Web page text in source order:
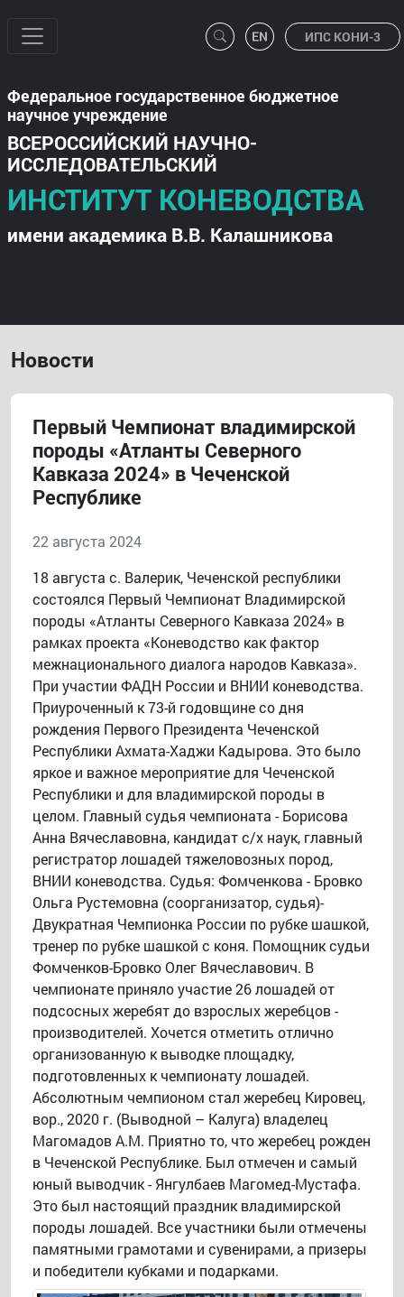
ИПС КОНИ-3
Федеральное государственное бюджетное
научное учреждение
ВСЕРОССИЙСКИЙ НАУЧНО-
ИССЛЕДОВАТЕЛЬСКИЙ
ИНСТИТУТ КОНЕВОДСТВА
имени академика В.В. Калашникова
Новости
Первый Чемпионат владимирской
породы «Атланты Северного
Кавказа 2024» в Чеченской
Республике
22 августа 2024
18 августа с. Валерик, Чеченской республики
состоялся Первый Чемпионат Владимирской
породы «Атланты Северного Кавказа 2024» в
рамках проекта «Коневодство как фактор
межнационального диалога народов Кавказа».
При участии ФАДН России и ВНИИ коневодства.
Приуроченный к 73-й годовщине со дня
рождения Первого Президента Чеченской
Республики Ахмата-Хаджи Кадырова. Это было
яркое и важное мероприятие для Чеченской
Республики и для владимирской породы в
целом. Главный судья чемпионата - Борисова
Анна Вячеславовна, кандидат с/х наук, главный
регистратор лошадей тяжеловозных пород,
ВНИИ коневодства. Судья: Фомченкова - Бровко
Ольга Рустемовна (соорганизатор, судья)-
Двукратная Чемпионка России по рубке шашкой,
тренер по рубке шашкой с коня. Помощник судьи
Фомченков-Бровко Олег Вячеславович. В
чемпионате приняло участие 26 лошадей от
подсосных жеребят до взрослых жеребцов -
производителей. Хочется отметить отлично
организованную к выводке площадку,
подготовленных к чемпионату лошадей.
Абсолютным чемпионом стал жеребец Кировец,
вор., 2020 г. (Выводной – Калуга) владелец
Магомадов А.М. Приятно то, что жеребец рожден
в Чеченской Республике. Был отмечен и самый
юный выводчик - Янгулбаев Магомед-Мустафа.
Это был настоящий праздник владимирской
породы лошадей. Все участники были отмечены
памятными грамотами и сувенирами, а призеры
и победители кубками и подарками.